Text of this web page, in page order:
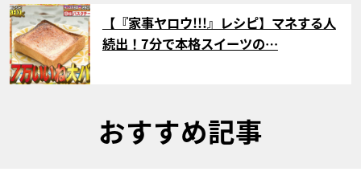
サムネイル
【『家事ヤロウ!!!』レシピ】マネする人
続出！7分で本格スイーツの…
おすすめ記事